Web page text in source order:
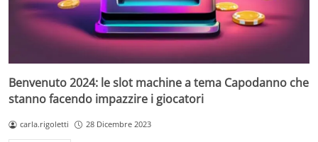
Benvenuto 2024: le slot machine a tema Capodanno che
stanno facendo impazzire i giocatori
carla.rigoletti 28 Dicembre 2023